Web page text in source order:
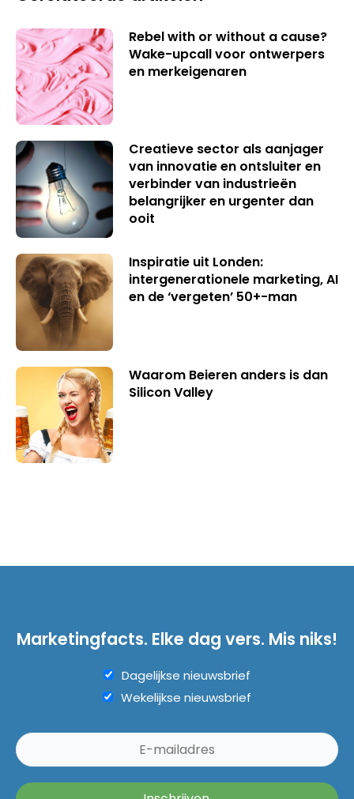
Rebel with or without a cause?
Wake-upcall voor ontwerpers
en merkeigenaren
Creatieve sector als aanjager
van innovatie en ontsluiter en
verbinder van industrieën
belangrijker en urgenter dan
ooit
Inspiratie uit Londen:
intergenerationele marketing, AI
en de ‘vergeten’ 50+-man
Waarom Beieren anders is dan
Silicon Valley
Marketingfacts. Elke dag vers. Mis niks!
Dagelijkse nieuwsbrief
Wekelijkse nieuwsbrief